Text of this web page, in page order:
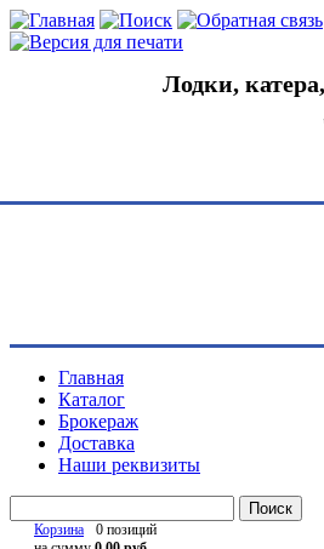
Лодки,
Главная
Каталог
Брокераж
Доставка
Наши реквизиты
Поиск
Корзина
0 позиций